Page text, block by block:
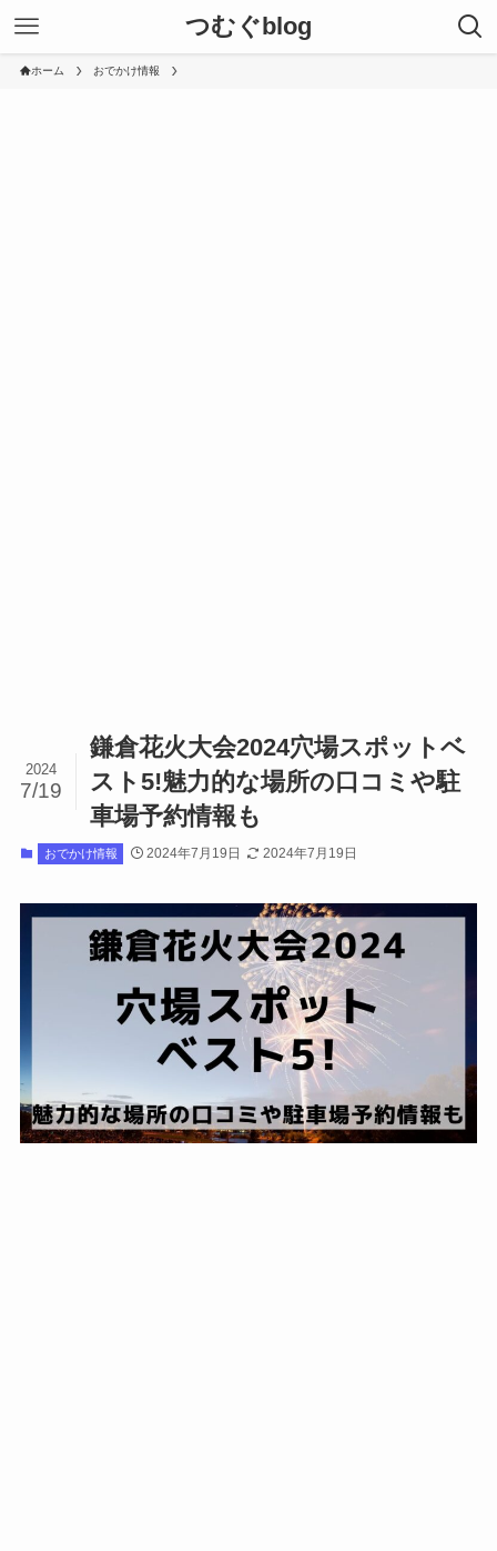
つむぐblog
ホーム おでかけ情報
鎌倉花火大会2024穴場スポットベ
スト5!魅力的な場所の口コミや駐
車場予約情報も
2024
7/19
おでかけ情報 2024年7月19日 2024年7月19日